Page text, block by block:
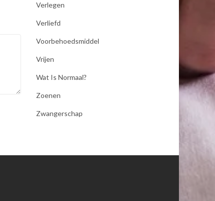
Verlegen
Verliefd
Voorbehoedsmiddel
Vrijen
Wat Is Normaal?
Zoenen
Zwangerschap